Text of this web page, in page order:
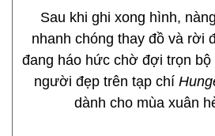
Sau khi ghi xong hình,
nhanh chóng thay đồ và rời
đang háo hức chờ đợi trọn bộ
người đẹp trên tạp chí
dành cho mùa xuân